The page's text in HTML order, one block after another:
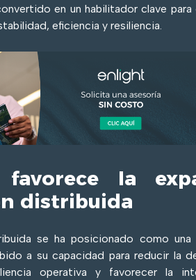
en un habilitador clave
eficiencia y resiliencia.
favorece la
distribuida
se ha posicionado como
a su capacidad para reducir la
operativa y favorecer la